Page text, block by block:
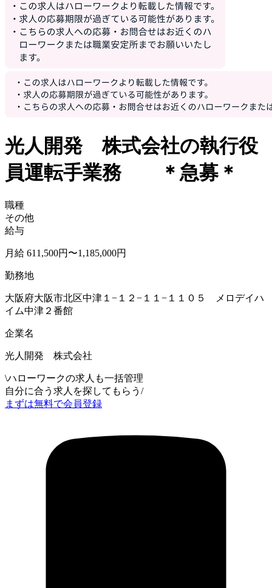
光人開発 株式会社の執行役
員運転手業務 ＊急募＊
職種
その他
給与
月給 611,500円〜1,185,000円
勤務地
大阪府大阪市北区中津１−１２−１１−１１０５ メロデイハ
イム中津２番館
企業名
光人開発 株式会社
\ハローワークの求人も一括管理
自分に合う求人を探してもらう /
まずは無料で会員登録